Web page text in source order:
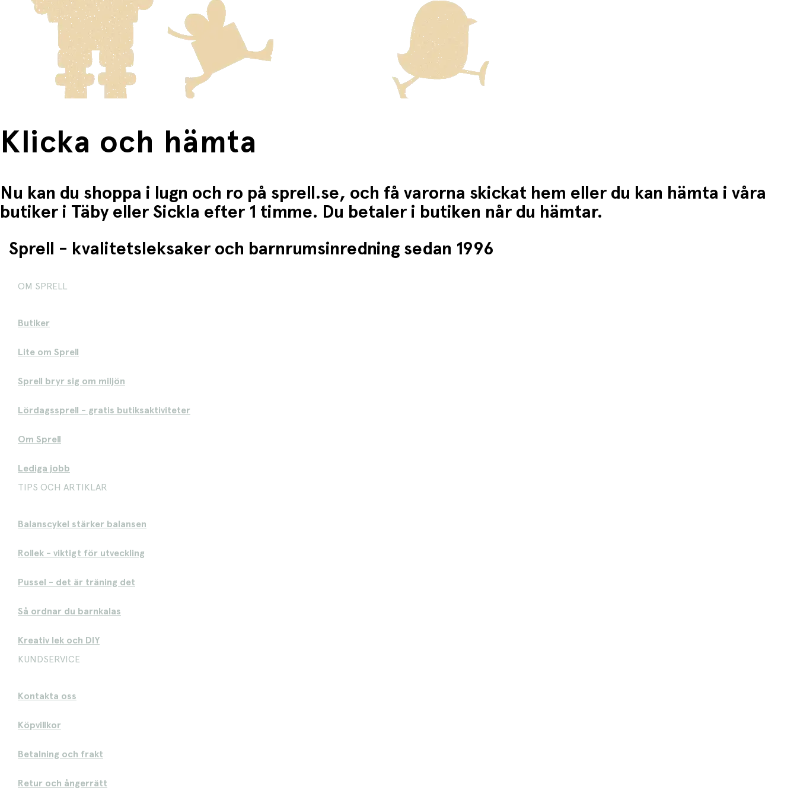
Fri frakt när du handlar för mer än 1500:-
Klicka och hämta
Nu kan du shoppa i lugn och ro på sprell.se, och få varorna skickat hem eller du kan hämta i våra
butiker i Täby eller Sickla efter 1 timme. Du betaler i butiken når du hämtar.
Sprell - kvalitetsleksaker och barnrumsinredning sedan 1996
OM SPRELL
Butiker
Lite om Sprell
Sprell bryr sig om miljön
Lördagssprell - gratis butiksaktiviteter
Om Sprell
Lediga jobb
TIPS OCH ARTIKLAR
Balanscykel stärker balansen
Rollek - viktigt för utveckling
Pussel - det är träning det
Så ordnar du barnkalas
Kreativ lek och DIY
KUNDSERVICE
Kontakta oss
Köpvillkor
Betalning och frakt
Retur och ångerrätt